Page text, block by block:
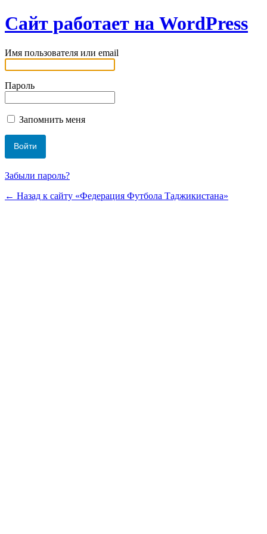
Сайт работает на WordPress
Имя пользователя или email
Пароль
Запомнить меня
Забыли пароль?
← Назад к сайту «Федерация Футбола Таджикистана»